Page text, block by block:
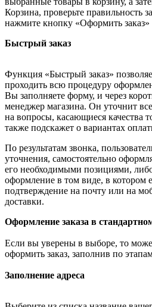
Корзина, проверьте правильность
нажмите кнопку «Оформить
Быстрый заказ
Функция «Быстрый заказ»
проходить всю процедуру
Вы заполняете форму, и через
менеджер магазина. Он уточнит все
на вопросы, касающиеся качества
также подскажет о вариантах
По результатам звонка,
уточнения, самостоятельно
его необходимыми позициями,
оформление в том виде, в котором
подтверждение на почту или на
доставки.
Оформление заказа в
Если вы уверены в выборе, то
оформить заказ, заполнив по
Заполнение адреса